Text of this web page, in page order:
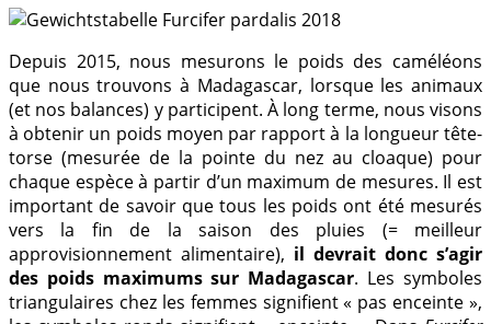
Depuis 2015, nous mesurons le poids des caméléons
que nous trouvons à Madagascar, lorsque les animaux
(et nos balances) y participent. À long terme, nous visons
à obtenir un poids moyen par rapport à la longueur tête-
torse (mesurée de la pointe du nez au cloaque) pour
chaque espèce à partir d’un maximum de mesures. Il est
important de savoir que tous les poids ont été mesurés
vers la fin de la saison des pluies (= meilleur
approvisionnement alimentaire), il devrait donc s’agir
des poids maximums sur Madagascar. Les symboles
triangulaires chez les femmes signifient « pas enceinte »,